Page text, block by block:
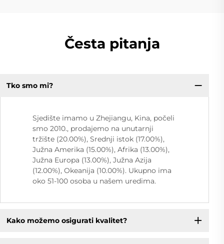
Česta pitanja
Tko smo mi?
Sjedište imamo u Zhejiangu, Kina, počeli
smo 2010., prodajemo na unutarnji
tržište (20.00%), Srednji istok (17.00%),
Južna Amerika (15.00%), Afrika (13.00%),
Južna Europa (13.00%), Južna Azija
(12.00%), Okeanija (10.00%). Ukupno ima
oko 51-100 osoba u našem uredima.
Kako možemo osigurati kvalitet?